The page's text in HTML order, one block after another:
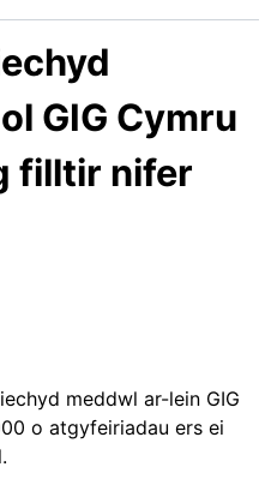
GIG Cymru
filltir nifer
meddwl ar-lein GIG
o atgyfeiriadau ers ei